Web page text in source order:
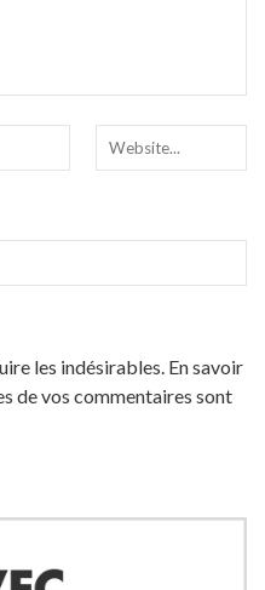
les indésirables. En savoir
de vos commentaires sont